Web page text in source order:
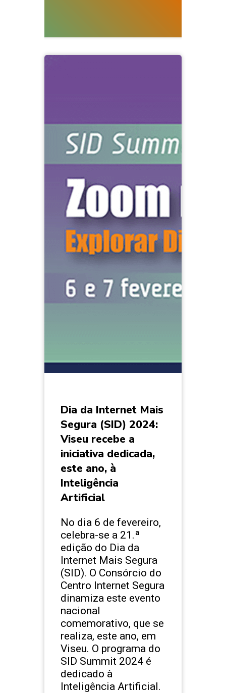
Dia da Internet Mais
Segura (SID) 2024:
Viseu recebe a
iniciativa dedicada,
este ano, à
Inteligência
Artificial
No dia 6 de fevereiro,
celebra-se a 21.ª
edição do Dia da
Internet Mais Segura
(SID). O Consórcio do
Centro Internet Segura
dinamiza este evento
nacional
comemorativo, que se
realiza, este ano, em
Viseu. O programa do
SID Summit 2024 é
dedicado à
Inteligência Artificial.